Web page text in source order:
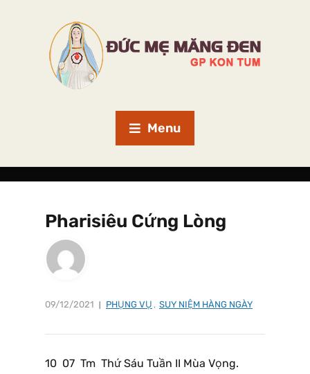
Menu
Pharisiêu Cứng Lòng
09/12/2021 PHỤNG VỤ , SUY NIỆM HÀNG NGÀY
10 07 Tm Thứ Sáu Tuần II Mùa Vọng.